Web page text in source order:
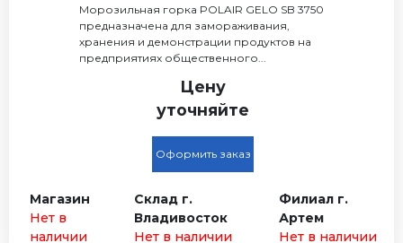
Морозильная горка POLAIR GELO SB 3750
предназначена для замораживания,
хранения и демонстрации продуктов на
предприятиях общественного...
Цену
уточняйте
Оформить заказ
Магазин
Нет в
наличии
Склад г.
Владивосток
Нет в наличии
Филиал г.
Артем
Нет в наличии